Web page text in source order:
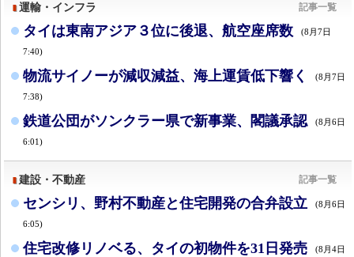
運輸・インフラ 記事一覧
タイは東南アジア３位に後退、航空座席数 (8月7日
7:40)
物流サイノーが減収減益、海上運賃低下響く (8月7日
7:38)
鉄道公団がソンクラー県で新事業、閣議承認 (8月6日
6:01)
建設・不動産 記事一覧
センシリ、野村不動産と住宅開発の合弁設立 (8月6日
6:05)
住宅改修リノベる、タイの初物件を31日発売 (8月4日